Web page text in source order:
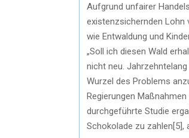
Aufgrund unfairer
existenzsichernden Lohn
wie Entwaldung und
„Soll ich diesen Wald
nicht neu.
Wurzel des Problems
Regierungen
durchgeführte Studie
Schokolade zu